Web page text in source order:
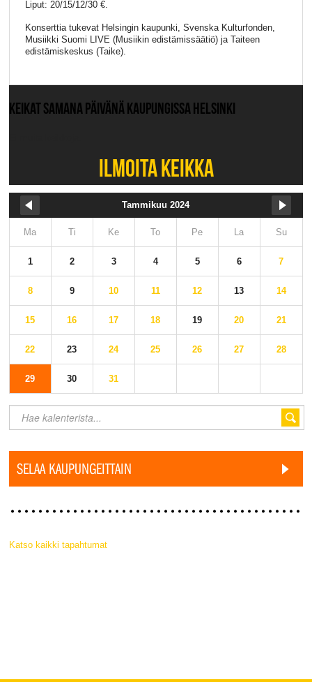
Liput: 20/15/12/30 €.
Konserttia tukevat Helsingin kaupunki, Svenska Kulturfonden,
Musiikki Suomi LIVE (Musiikin edistämissäätiö) ja Taiteen
edistämiskeskus (Taike).
KEIKAT SAMANA PÄIVÄNÄ KAUPUNGISSA HELSINKI
ILMOITA KEIKKA
Tammikuu 2024
Ma Ti Ke To Pe La Su
1 2 3 4 5 6 7
8 9 10 11 12 13 14
15 16 17 18 19 20 21
22 23 24 25 26 27 28
29 30 31
SELAA KAUPUNGEITTAIN
Katso kaikki tapahtumat